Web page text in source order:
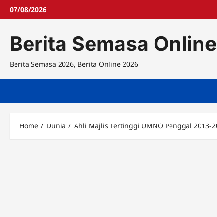
Skip07/08/2026
Berita Semasa Online
Berita Semasa 2026, Berita Online 2026
Home Dunia Ahli Majlis Tertinggi UMNO Penggal 2013-